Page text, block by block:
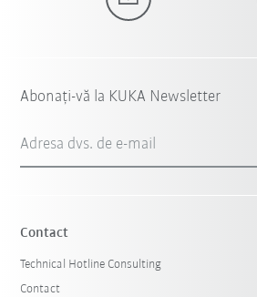
Abonați-vă la KUKA Newsletter
Adresa dvs. de e-mail
Contact
Technical Hotline Consulting
Contact